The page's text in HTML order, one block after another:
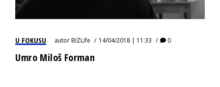
U FOKUSU autorBIZLife 14/04/2018 | 11:33 0
Umro Miloš Forman